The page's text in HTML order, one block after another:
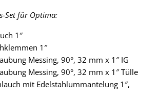
Set für Optima:
1″
1″
Messing, 90°, 32 mm x 1″ IG
Messing, 90°, 32 mm x 1″ Tülle
mit Edelstahlummantelung 1″,